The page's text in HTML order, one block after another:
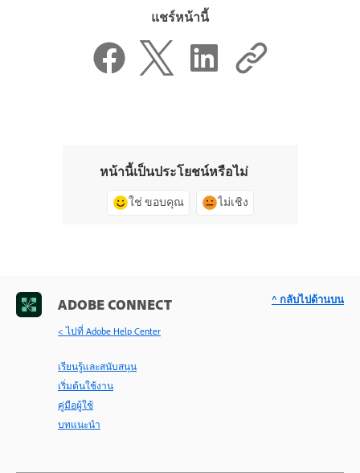
แชร์หน้านี้
หน้านี้เป็นประโยชน์หรือไม่
ใช่ ขอบคุณ ไม่เชิง
ADOBE CONNECT
< ไปที่ Adobe Help Center
เรียนรู้และสนับสนุน
เริ่มต้นใช้งาน
คู่มือผู้ใช้
บทแนะนำ
^ กลับไปด้านบน